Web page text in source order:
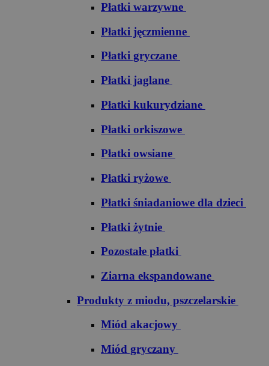
Płatki warzywne
Płatki jęczmienne
Płatki gryczane
Płatki jaglane
Płatki kukurydziane
Płatki orkiszowe
Płatki owsiane
Płatki ryżowe
Płatki śniadaniowe dla dzieci
Płatki żytnie
Pozostałe płatki
Ziarna ekspandowane
Produkty z miodu, pszczelarskie
Miód akacjowy
Miód gryczany